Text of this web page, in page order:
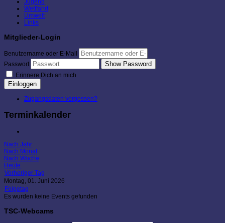
Jugend
Wettfahrt
Umwelt
Links
Mitglieder-Login
Benutzername oder E-Mail
Passwort
Show Password
Erinnere Dich an mich
Einloggen
Zugangsdaten vergessen?
Terminkalender
Nach Jahr
Nach Monat
Nach Woche
Heute
Vorheriger Tag
Montag, 01. Juni 2026
Folgetag
Es wurden keine Events gefunden
TSC-Webcams